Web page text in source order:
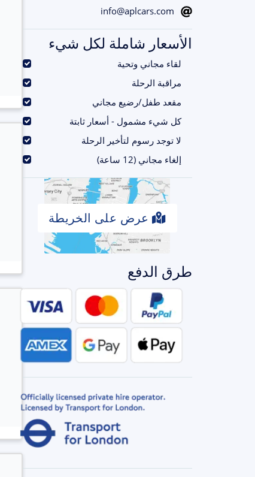
info@aplcars.com
الأسعار شاملة لكل شيء
لقاء مجاني وتحية
مراقبة الرحلة
مقعد طفل/رضيع مجاني
كل شيء مشمول - أسعار ثابتة
لا توجد رسوم لتأخير الرحلة
إلغاء مجاني (12 ساعة)
عرض على الخريطة
طرق الدفع